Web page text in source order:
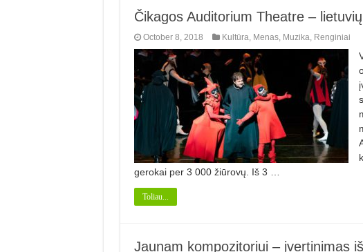
Čikagos Auditorium Theatre –
October 8, 2018 Kultūra Menas, Muzika Renginiai
gerokai per 3 000 žiūrovų. Iš 3 …
Toliau...
Jaunam kompozitoriui – įvertinimas